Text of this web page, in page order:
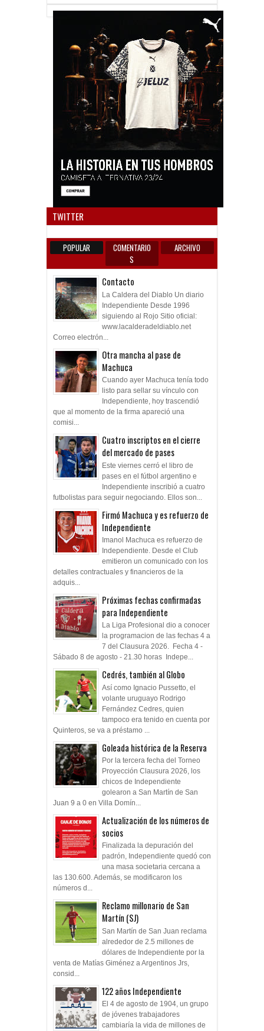
TWITTER
POPULAR
COMENTARIO
S
ARCHIVO
Contacto
La Caldera del Diablo Un diario
Independiente Desde 1996
siguiendo al Rojo Sitio oficial:
www.lacalderadeldiablo.net
Correo electrón...
Otra mancha al pase de
Machuca
Cuando ayer Machuca tenía todo
listo para sellar su vínculo con
Independiente, hoy trascendió
que al momento de la firma apareció una
comisi...
Cuatro inscriptos en el cierre
del mercado de pases
Este viernes cerró el libro de
pases en el fútbol argentino e
Independiente inscribió a cuatro
futbolistas para seguir negociando. Ellos son...
Firmó Machuca y es refuerzo de
Independiente
Imanol Machuca es refuerzo de
Independiente. Desde el Club
emitieron un comunicado con los
detalles contractuales y financieros de la
adquis...
Próximas fechas confirmadas
para Independiente
La Liga Profesional dio a conocer
la programacion de las fechas 4 a
7 del Clausura 2026. Fecha 4 -
Sábado 8 de agosto - 21.30 horas Indepe...
Cedrés, también al Globo
Así como Ignacio Pussetto, el
volante uruguayo Rodrigo
Fernández Cedres, quien
tampoco era tenido en cuenta por
Quinteros, se va a préstamo ...
Goleada histórica de la Reserva
Por la tercera fecha del Torneo
Proyección Clausura 2026, los
chicos de Independiente
golearon a San Martín de San
Juan 9 a 0 en Villa Domín...
Actualización de los números de
socios
Finalizada la depuración del
padrón, Independiente quedó con
una masa societaria cercana a
las 130.600. Además, se modificaron los
números d...
Reclamo millonario de San
Martín (SJ)
San Martín de San Juan reclama
alrededor de 2.5 millones de
dólares de Independiente por la
venta de Matías Giménez a Argentinos Jrs,
consid...
122 años Independiente
El 4 de agosto de 1904, un grupo
de jóvenes trabajadores
cambiaría la vida de millones de